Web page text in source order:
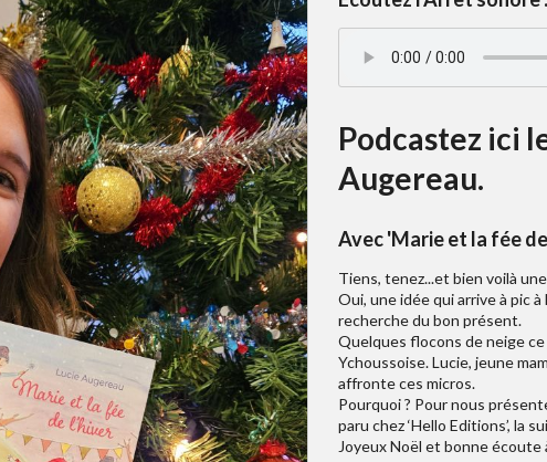
Podcastez ici
Augereau.
Avec 'Marie et la fée
Tiens, tenez...et bien voilà
Oui, une idée qui arrive à pic
recherche du bon présent.
Quelques flocons de neige
Ychoussoise. Lucie, jeune
affronte ces micros.
Pourquoi ? Pour nous
paru chez ‘Hello Editions’, la
Joyeux Noël et bonne